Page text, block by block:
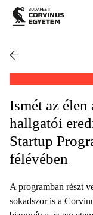
Ismét az
hallgatói
Startup
félévében
A programban részt
sokadszor is a